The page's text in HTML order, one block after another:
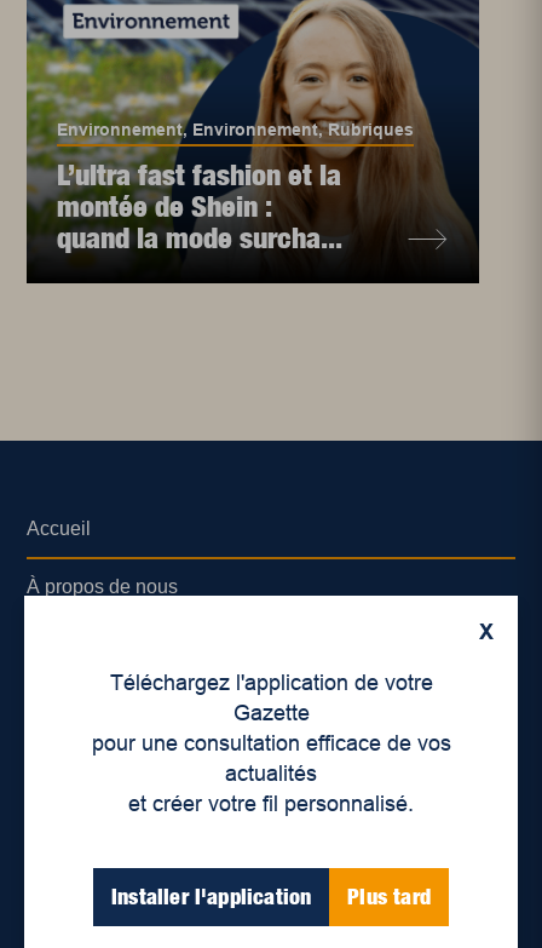
Environnement, Environnement,Rubriques
L’ultra fast fashion et la
montée de Shein :
quand la mode surcha...
X
Téléchargez l'application de votre
Gazette
pour une consultation efficace de vos
actualités
et créer votre fil personnalisé.
Installer l'application Plus tard
Accueil
À propos de nous
Lieux de distribution